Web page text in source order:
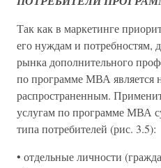
Так как в маркетинге
его нуждам и потребностям,
рынка дополнительного
по программе МВА является
распространенным.
услугам по программе МВА
типа потребителей (рис. 3.5):
• отдельные личности